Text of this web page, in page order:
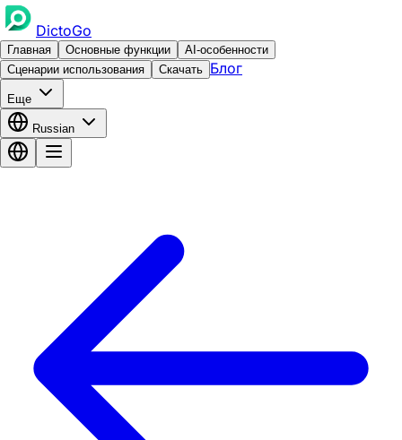
DictoGo
Главная Основные функции
AI-особенности
Сценарии использования
Скачать Блог
Еще
Russian